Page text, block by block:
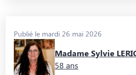
Publié le mardi 26 mai 2026
Madame Sylvie
58 ans